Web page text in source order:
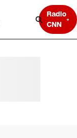
Radio
CNN